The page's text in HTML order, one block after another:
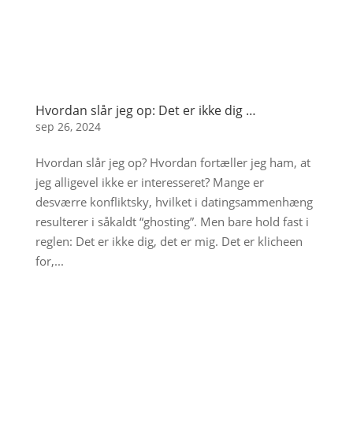
Hvordan slår jeg op: Det er ikke dig …
sep 26, 2024
Hvordan slår jeg op? Hvordan fortæller jeg ham, at
jeg alligevel ikke er interesseret? Mange er
desværre konfliktsky, hvilket i datingsammenhæng
resulterer i såkaldt “ghosting”. Men bare hold fast i
reglen: Det er ikke dig, det er mig. Det er klicheen
for,...